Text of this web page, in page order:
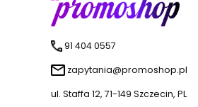
91 404 0557
zapytania@promoshop.pl
ul. Staffa 12, 71-149 Szczecin, PL